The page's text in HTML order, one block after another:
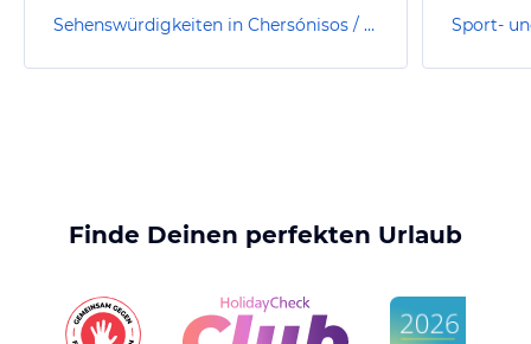
Sehenswürdigkeiten in Chersónisos / Hersonissos
Finde Deinen perfekten Urlaub